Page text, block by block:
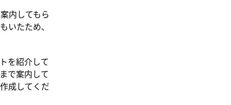
内してもら
いたため、
を紹介して
で案内して
成してくだ